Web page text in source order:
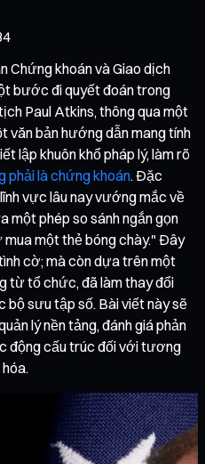
Chứng khoán và Giao dịch
bước đi quyết đoán trong
Paul Atkins, thông qua một
văn bản hướng dẫn mang tính
lập khuôn khổ pháp lý, làm rõ
phải là chứng khoán. Đặc
vực lâu nay vướng mắc về
một phép so sánh ngắn gọn
mua một thẻ bóng chày." Đây
cờ; mà còn dựa trên một
từ tổ chức, đã làm thay đổi
bộ sưu tập số. Bài viết này sẽ
lý nền tảng, đánh giá phản
động cấu trúc đối với tương